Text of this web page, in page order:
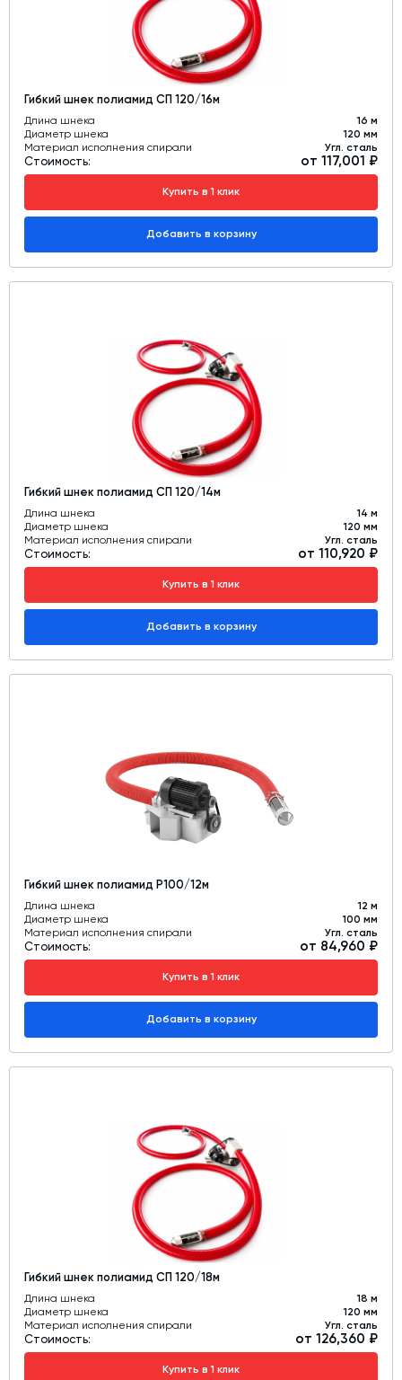
Гибкий шнек полиамид СП 120/16м
Длина шнека
16 м
Диаметр шнека
120 мм
Материал исполнения спирали
Угл. сталь
Стоимость: от 117,001 ₽
Купить в 1 клик
Добавить в корзину
Гибкий шнек полиамид СП 120/14м
Длина шнека
14 м
Диаметр шнека
120 мм
Материал исполнения спирали
Угл. сталь
Стоимость: от 110,920 ₽
Купить в 1 клик
Добавить в корзину
Гибкий шнек полиамид Р100/12м
Длина шнека
12 м
Диаметр шнека
100 мм
Материал исполнения спирали
Угл. сталь
Стоимость: от 84,960 ₽
Купить в 1 клик
Добавить в корзину
Гибкий шнек полиамид СП 120/18м
Длина шнека
18 м
Диаметр шнека
120 мм
Материал исполнения спирали
Угл. сталь
Стоимость: от 126,360 ₽
Купить в 1 клик